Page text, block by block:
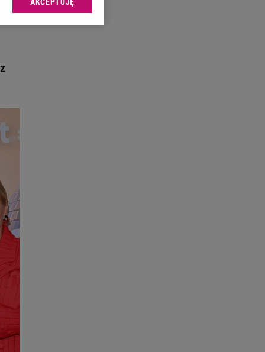
sp. z o.o., jej
danych poprzez
Zmiana ustawień
celów identyfikacji.
reklam i treści,